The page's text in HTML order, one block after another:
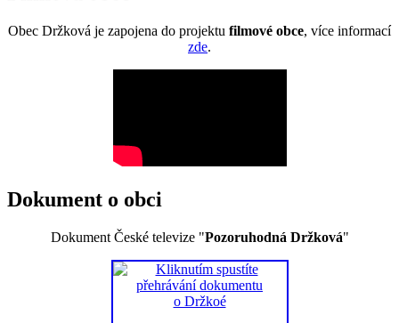
Obec Držková je zapojena do projektu filmové obce, více informací
zde.
Dokument o obci
Dokument České televize "Pozoruhodná Držková"